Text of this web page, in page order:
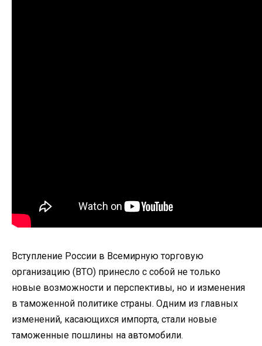
Вступление России в Всемирную торговую
организацию (ВТО) принесло с собой не только
новые возможности и перспективы, но и изменения
в таможенной политике страны. Одним из главных
изменений, касающихся импорта, стали новые
таможенные пошлины на автомобили.